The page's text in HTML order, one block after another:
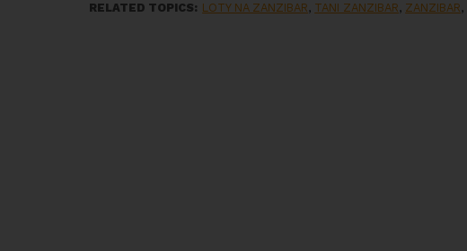
RELATED TOPICS: LOTY NA ZANZIBAR, TANI ZANZIBAR, ZANZIBAR,